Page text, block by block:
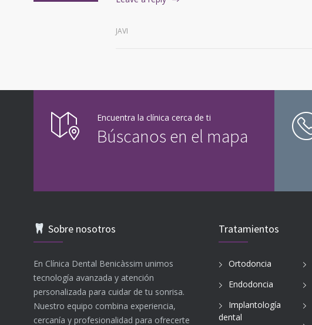
JAVI
Encuentra la clínica cerca de ti
Búscanos en el mapa
Sobre nosotros
En Clínica Dental Benicàssim unimos
tecnología avanzada y atención
personalizada para cuidar de tu sonrisa.
Nuestro equipo combina experiencia,
cercanía y profesionalidad para ofrecerte
Tratamientos
Ortodoncia
Endodoncia
Implantología
dental